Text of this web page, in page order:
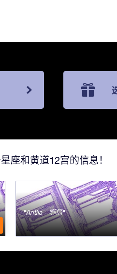
座和黄道12宫的信息！
Antlia - 唧筒